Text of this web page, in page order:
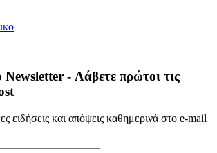
Newsletter - Λάβετε πρώτοι τις
ειδήσεις και απόψεις καθημερινά στο e-mail